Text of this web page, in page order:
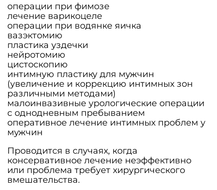
операции при фимозе
лечение варикоцеле
операции при водянке яичка
вазэктомию
пластика уздечки
нейротомию
цистоскопию
интимную пластику для мужчин
(увеличение и коррекцию интимных зон
различными методами)
малоинвазивные урологические операции
с однодневным пребыванием
оперативное лечение интимных проблем у
мужчин
Проводится в случаях, когда
консервативное лечение неэффективно
или проблема требует хирургического
вмешательства.